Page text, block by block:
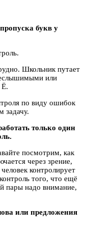
букв у
Школьник путает
или
Ё.
по виду ошибок
задачу.
только один
посмотрим, как
через зрение,
контролирует
того, что ещё
пары надо внимание,
или предложения